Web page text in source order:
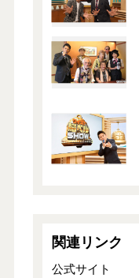
関連リンク
公式サイト